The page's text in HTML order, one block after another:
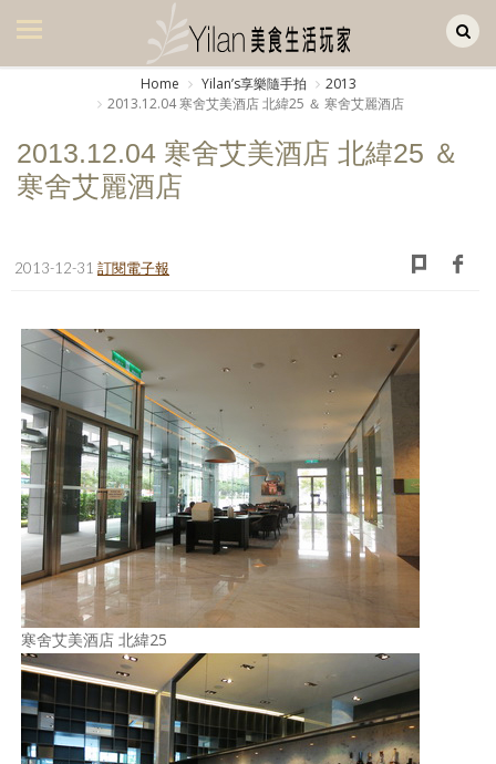
美食集
廚房集
旅遊集
書房集
日記簿
餐桌週記
享樂隨手拍
照相簿
影音區
創意出版服務
歷史區
關於Yilan
個人著作
Home Yilanʼs享樂隨手拍
2013
2013.12.04 寒舍艾美酒店 北緯25 ＆ 寒舍艾麗酒店
2013.12.04 寒舍艾美酒店 北緯25 ＆
寒舍艾麗酒店
2013-12-31 訂閱電子報
寒舍艾美酒店 北緯25